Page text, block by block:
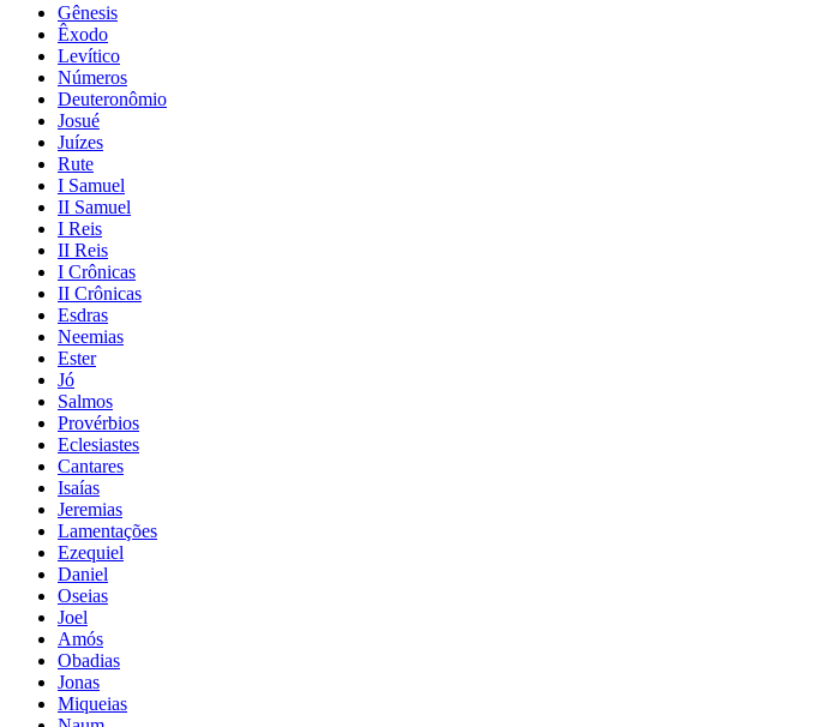
Gênesis
Êxodo
Levítico
Números
Deuteronômio
Josué
Juízes
Rute
I Samuel
II Samuel
I Reis
II Reis
I Crônicas
II Crônicas
Esdras
Neemias
Ester
Jó
Salmos
Provérbios
Eclesiastes
Cantares
Isaías
Jeremias
Lamentações
Ezequiel
Daniel
Oseias
Joel
Amós
Obadias
Jonas
Miqueias